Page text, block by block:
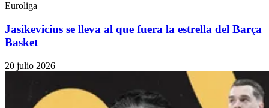
Euroliga
Jasikevicius se lleva al que fuera la estrella del Barça
Basket
20 julio 2026